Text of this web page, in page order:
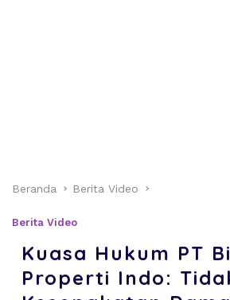
Beranda Berita Video
Berita Video
Kuasa Hukum PT
Properti Indo: